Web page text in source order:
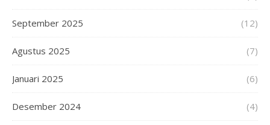
September 2025 (12)
Agustus 2025 (7)
Januari 2025 (6)
Desember 2024 (4)